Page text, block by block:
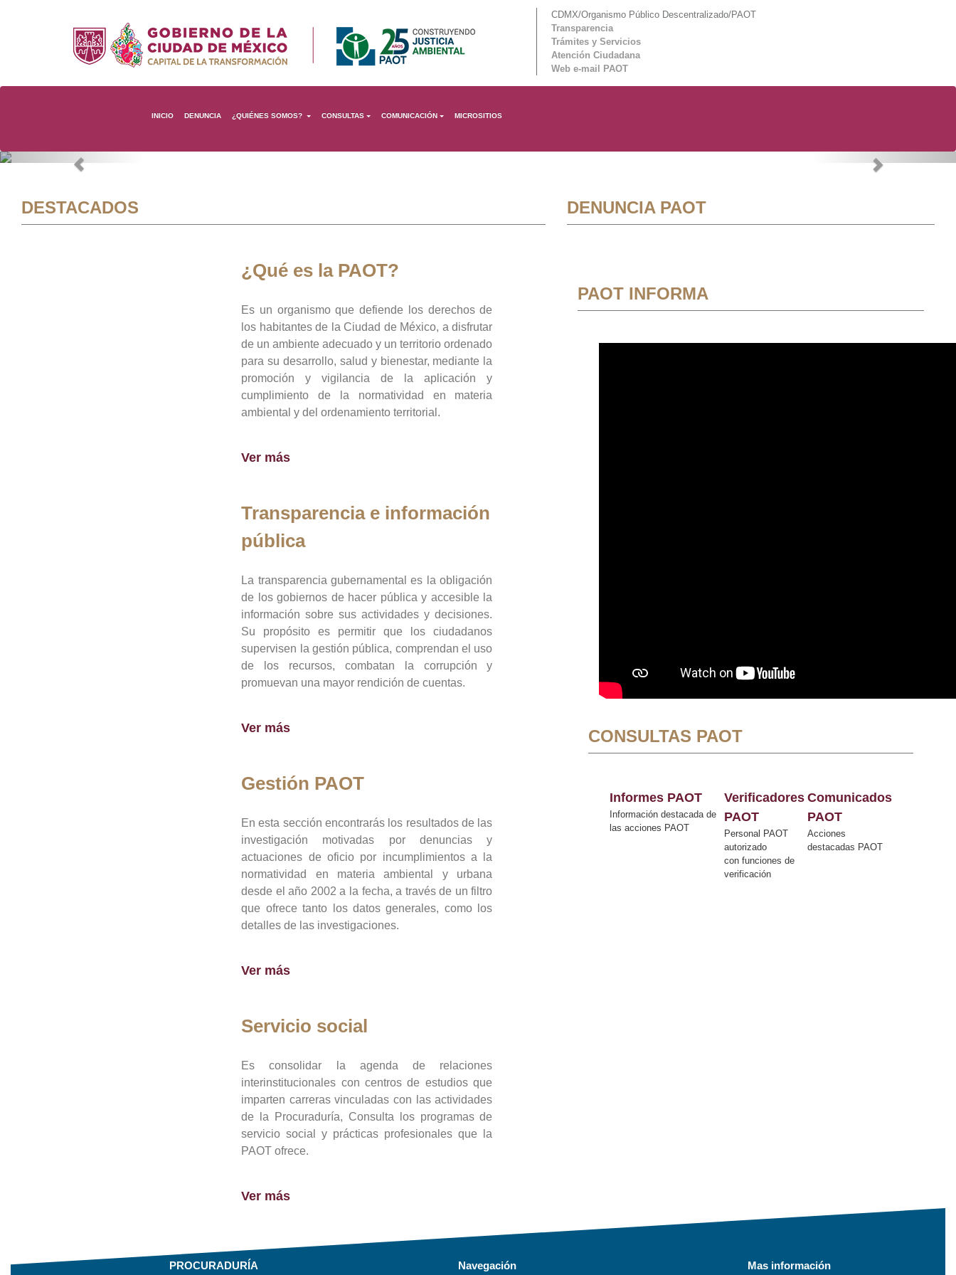
CDMX/Organismo Público Descentralizado/PAOT
Transparencia
Trámites y Servicios
Atención Ciudadana
Web e-mail PAOT
INICIO DENUNCIA ¿QUIÉNES SOMOS? CONSULTAS COMUNICACIÓN MICROSITIOS
Previous Next
DESTACADOS
¿Qué es la PAOT?
Es un organismo que defiende los derechos de
los habitantes de la Ciudad de México, a disfrutar
de un ambiente adecuado y un territorio ordenado
para su desarrollo, salud y bienestar, mediante la
promoción y vigilancia de la aplicación y
cumplimiento de la normatividad en materia
ambiental y del ordenamiento territorial.
Ver más
Transparencia e información
pública
La transparencia gubernamental es la obligación
de los gobiernos de hacer pública y accesible la
información sobre sus actividades y decisiones.
Su propósito es permitir que los ciudadanos
supervisen la gestión pública, comprendan el uso
de los recursos, combatan la corrupción y
promuevan una mayor rendición de cuentas.
Ver más
Gestión PAOT
En esta sección encontrarás los resultados de las
investigación motivadas por denuncias y
actuaciones de oficio por incumplimientos a la
normatividad en materia ambiental y urbana
desde el año 2002 a la fecha, a través de un filtro
que ofrece tanto los datos generales, como los
detalles de las investigaciones.
Ver más
Servicio social
Es consolidar la agenda de relaciones
interinstitucionales con centros de estudios que
imparten carreras vinculadas con las actividades
de la Procuraduría, Consulta los programas de
servicio social y prácticas profesionales que la
PAOT ofrece.
Ver más
DENUNCIA PAOT
PAOT INFORMA
CONSULTAS PAOT
Informes PAOT
Información destacada de
las acciones PAOT
Verificadores
PAOT
Personal PAOT
autorizado
con funciones de
verificación
Comunicados
PAOT
Acciones
destacadas PAOT
PROCURADURÍA Navegación Mas información